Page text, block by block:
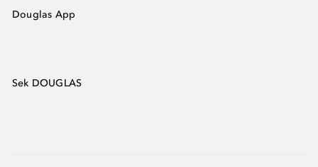
Douglas App
Sek DOUGLAS